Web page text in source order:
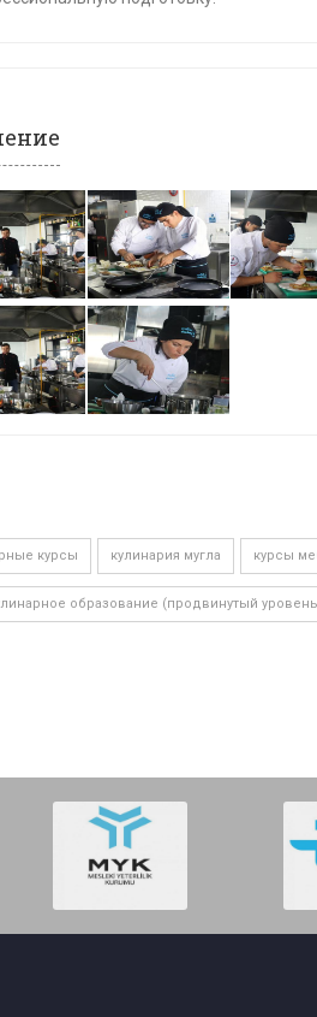
курсы кулинария мугла курсы
образование (продвинутый